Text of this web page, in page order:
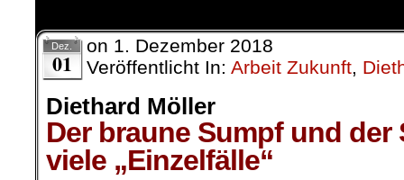
Dez.
01
on 1. Dezember 2018
Veröffentlicht In: Arbeit Zukunft,
Diethard Möller
Der braune Sumpf und der
viele „Einzelfälle“